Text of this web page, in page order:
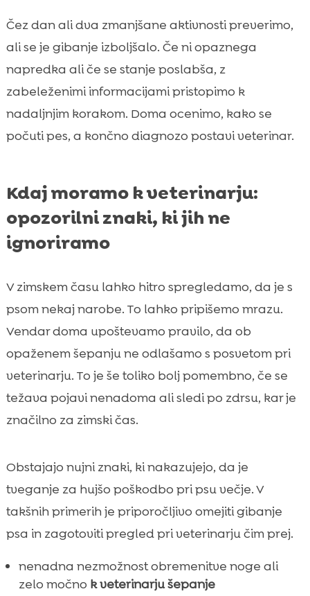
Čez dan ali dva zmanjšane aktivnosti preverimo,
ali se je gibanje izboljšalo. Če ni opaznega
napredka ali če se stanje poslabša, z
zabeleženimi informacijami pristopimo k
nadaljnjim korakom. Doma ocenimo, kako se
počuti pes, a končno diagnozo postavi veterinar.
Kdaj moramo k veterinarju:
opozorilni znaki, ki jih ne
ignoriramo
V zimskem času lahko hitro spregledamo, da je s
psom nekaj narobe. To lahko pripišemo mrazu.
Vendar doma upoštevamo pravilo, da ob
opaženem šepanju ne odlašamo s posvetom pri
veterinarju. To je še toliko bolj pomembno, če se
težava pojavi nenadoma ali sledi po zdrsu, kar je
značilno za zimski čas.
Obstajajo nujni znaki, ki nakazujejo, da je
tveganje za hujšo poškodbo pri psu večje. V
takšnih primerih je priporočljivo omejiti gibanje
psa in zagotoviti pregled pri veterinarju čim prej.
nenadna nezmožnost obremenitve noge ali
zelo močno k veterinarju šepanje